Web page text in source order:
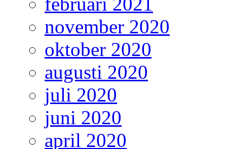
november 2020
oktober 2020
augusti 2020
juli 2020
juni 2020
april 2020